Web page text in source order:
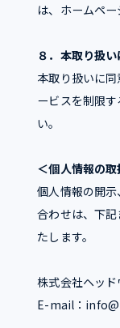
は、ホームペー
８．本取り扱
本取り扱いに
ービスを制限
い。
＜個人情報の
個人情報の開
合わせは、下
たします。
株式会社ヘッ
E-mail：